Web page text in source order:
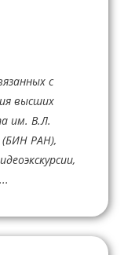
с
высших
им. В.Л.
(БИН РАН),